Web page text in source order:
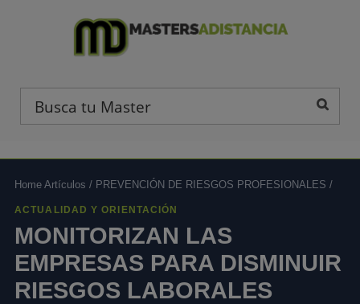
Home Artículos / PREVENCIÓN DE RIESGOS PROFESIONALES /
ACTUALIDAD Y ORIENTACIÓN
MONITORIZAN LAS
EMPRESAS PARA DISMINUIR
RIESGOS LABORALES